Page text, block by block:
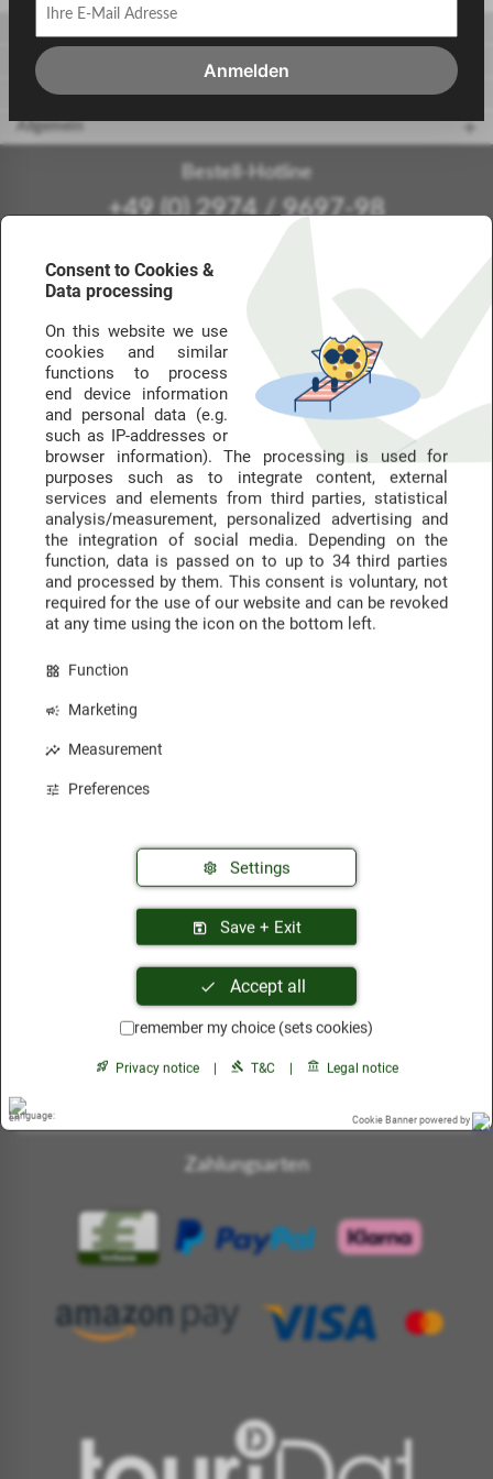
Consent to Cookies &
Data processing
On this website we use
cookies and similar
functions to process
end device information
and personal data (e.g.
such as IP-addresses or
browser information). The processing is used for
purposes such as to integrate content, external
services and elements from third parties, statistical
analysis/measurement, personalized advertising and
the integration of social media. Depending on the
function, data is passed on to up to 34 third parties
and processed by them. This consent is voluntary, not
required for the use of our website and can be revoked
at any time using the icon on the bottom left.
Function
Marketing
Measurement
Preferences
Settings
Save + Exit
Accept all
remember my choice (sets cookies)
Privacy notice | T&C | Legal notice
Cookie Banner powered by
Gastgeber
touriDat Reiseblog
Allgemein
Bestell-Hotline
+49 (0) 2974 / 9697-98
Die Marken von touriDat
touriDays steht für unsere Reise- und Hotelgutscheine – im Netz meist als
touriDat Reisegutschein bzw. Hotelgutschein.
Urlaubstage mit
100% Käuferschutz
Golferlebnisse der
Extraklasse
Hotelempfehlungen
des Monats
Anfragen & Buchen
über touriBook
Sicherheit & Vertrauen
Awards & Auszeichnungen
Zahlungsarten
Anmelden